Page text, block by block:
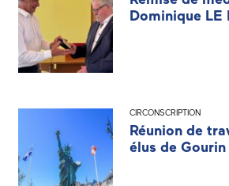
Dominique LE
CIRCONSCRIPTION
Réunion de
élus de Gourin